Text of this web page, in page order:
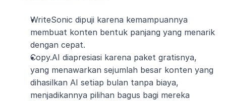
WriteSonic dipuji karena kemampuannya
membuat konten bentuk panjang yang menarik
dengan cepat​​.
Copy.AI diapresiasi karena paket gratisnya,
yang menawarkan sejumlah besar konten yang
dihasilkan AI setiap bulan tanpa biaya,
menjadikannya pilihan bagus bagi mereka